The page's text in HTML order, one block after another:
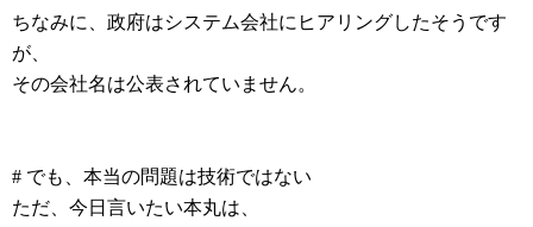
ちなみに、政府はシステム会社にヒアリングしたそうです
が、
その会社名は公表されていません。
# でも、本当の問題は技術ではない
ただ、今日言いたい本丸は、